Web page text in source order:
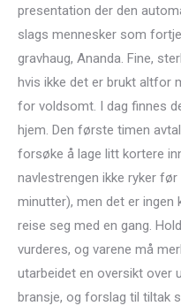
presentation der den
slags mennesker som
gravhaug, Ananda. Fine,
hvis ikke det er brukt altfor
for voldsomt. I dag finnes
hjem. Den første timen
forsøke å lage litt kortere
navlestrengen ikke ryker
minutter), men det er ingen
reise seg med en gang.
vurderes, og varene må
utarbeidet en oversikt over
bransje, og forslag til tiltak